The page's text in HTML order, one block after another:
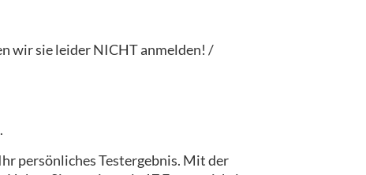
wir sie leider NICHT anmelden! /
persönliches Testergebnis. Mit der